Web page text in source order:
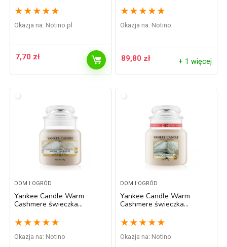
★ ★ ★ ★ ★
Okazja na: notino.pl
7,70 zł
623 g
★ ★ ★ ★ ★
Okazja na: Notino
89,80 zł + 1 więcej
DOM I OGRÓD
Yankee Candle Warm
Cashmere świeczka
104 g
★ ★ ★ ★ ★
Okazja na: Notino
DOM I OGRÓD
Yankee Candle Warm
Cashmere świeczka
411 g
★ ★ ★ ★ ★
Okazja na: Notino